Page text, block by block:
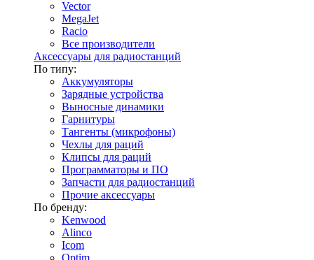
Vector
MegaJet
Racio
Все производители
Аксессуары для радиостанций
По типу:
Аккумуляторы
Зарядные устройства
Выносные динамики
Гарнитуры
Тангенты (микрофоны)
Чехлы для раций
Клипсы для раций
Программаторы и ПО
Запчасти для радиостанций
Прочие аксессуары
По бренду:
Kenwood
Alinco
Icom
Optim